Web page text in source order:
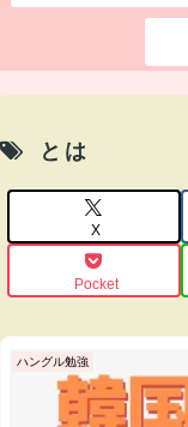
とは
X
Pocket
ハングル勉強